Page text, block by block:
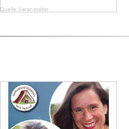
Quelle: Veranstalter